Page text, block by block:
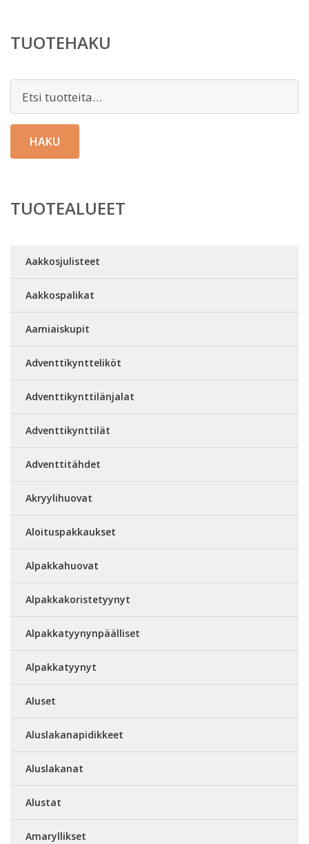
TUOTEHAKU
HAKU
TUOTEALUEET
Aakkosjulisteet
Aakkospalikat
Aamiaiskupit
Adventtikyntteliköt
Adventtikynttilänjalat
Adventtikynttilät
Adventtitähdet
Akryylihuovat
Aloituspakkaukset
Alpakkahuovat
Alpakkakoristetyynyt
Alpakkatyynynpäälliset
Alpakkatyynyt
Aluset
Aluslakanapidikkeet
Aluslakanat
Alustat
Amaryllikset